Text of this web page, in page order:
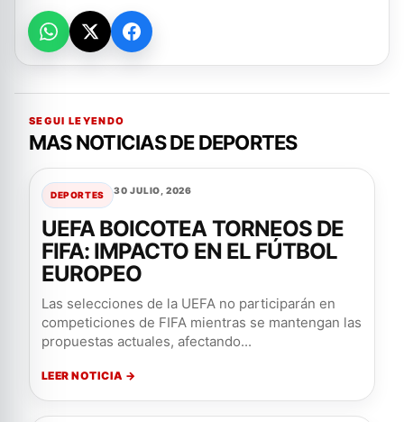
SEGUI LEYENDO
MAS NOTICIAS DE DEPORTES
DEPORTES 30 JULIO, 2026
UEFA BOICOTEA TORNEOS DE
FIFA: IMPACTO EN EL FÚTBOL
EUROPEO
Las selecciones de la UEFA no participarán en
competiciones de FIFA mientras se mantengan las
propuestas actuales, afectando...
LEER NOTICIA →